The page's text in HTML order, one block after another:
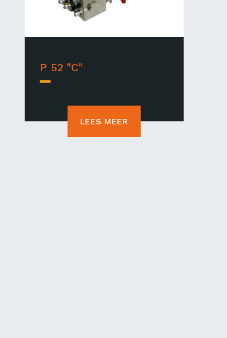
P 52 "C"
LEES MEER